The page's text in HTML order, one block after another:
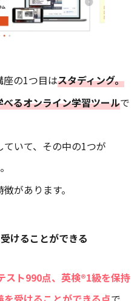
の1つ目はスタディング。
べるオンライン学習ツールで
いて、その中の1つが
があります。
けることができる
スト990点、英検®︎1級を保持